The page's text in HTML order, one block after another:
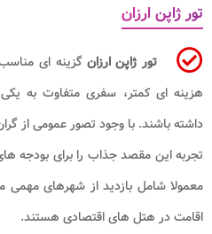
تور ژاپن ارزان
تور ژاپن ارزانگزینه ای
هزینه ای کمتر، سفری متفاوت به
داشته باشند. با وجود تصور عمومی از
تجربه این مقصد جذاب را برای بودجه
معمولا شامل بازدید از شهرهای مهمی
اقامت در هتل های اقتصادی هستند.